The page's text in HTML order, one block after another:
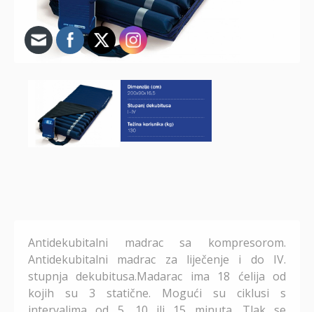
Antidekubitalni madrac sa kompresorom.
Antidekubitalni madrac za liječenje i do IV.
stupnja dekubitusa.Madarac ima 18 ćelija od
kojih su 3 statične. Mogući su ciklusi s